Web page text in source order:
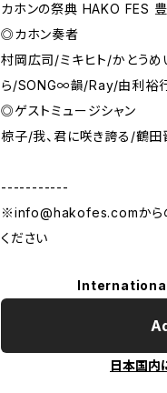
カホンの祭典 HAKO FES
◎カホン奏者
村岡広司/ミキヒト/かとうめ
ら/SONG∞韻/Ray/由利裕
◎ゲストミュージシャン
椋子/我、君に咲き誇る/鶴田
-----------
※info@hakofes.comから
ください
日本国内